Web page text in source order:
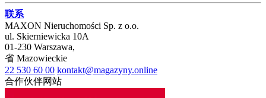
联系
MAXON Nieruchomości Sp. z o.o.
ul. Skierniewicka 10A
01-230 Warszawa,
省 Mazowieckie
22 530 60 00 kontakt@magazyny.online
合作伙伴网站